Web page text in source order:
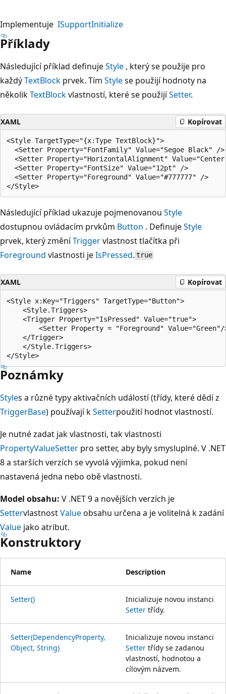
Implementuje ISupportInitialize
Příklady
Následující příklad definujeStyle , který se použije pro
každýTextBlock prvek. Tím Stylese použijí hodnoty na
několikTextBlockvlastností, které se použijíSetter.
XAML Kopírovat
<Style TargetType="{x:Type TextBlock}">
  <Setter Property="FontFamily" Value="Segoe Black" />
<Setter Property="HorizontalAlignment"
  <Setter Property="FontSize" Value="12pt" />
  <Setter Property="Foreground" Value="#777777" />
Následující příklad ukazuje pojmenovanou Style
dostupnou ovládacím prvkům Button . DefinujeStyle
prvek, který změníTriggervlastnost tlačítka při
Foreground vlastnosti jeIsPressed. true
XAML Kopírovat
<Style x:Key="Triggers" TargetType="Button">
    <Style.Triggers>
    <Trigger Property="IsPressed" Value="true">
<Setter Property = "Foreground" Value="Green"/
    </Trigger>
    </Style.Triggers>
Poznámky
Styles a různé typy aktivačních událostí (třídy, které dědí z
TriggerBase) používají kSetterpoužití hodnot vlastností.
Je nutné zadat jak vlastnosti, tak vlastnosti
PropertyValueSetter pro setter, aby byly smysluplné. V .NET
8 a starších verzích se vyvolá výjimka, pokud není
nastavená jedna nebo obě vlastnosti.
Model obsahu: V .NET 9 a novějších verzích je
SettervlastnostValueobsahu určena a je volitelná k zadání
Value jako atribut.
Konstruktory
Name Description
Setter()
Inicializuje novou instanci
Setter třídy.
Setter(DependencyProperty,
Object, String)
Inicializuje novou instanci
Setter třídy se zadanou
vlastností, hodnotou a
cílovým názvem.